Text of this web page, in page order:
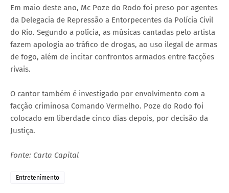
Em maio deste ano, Mc Poze do Rodo foi preso por agentes
da Delegacia de Repressão a Entorpecentes da Polícia Civil
do Rio. Segundo a polícia, as músicas cantadas pelo artista
fazem apologia ao tráfico de drogas, ao uso ilegal de armas
de fogo, além de incitar confrontos armados entre facções
rivais.
O cantor também é investigado por envolvimento com a
facção criminosa Comando Vermelho. Poze do Rodo foi
colocado em liberdade cinco dias depois, por decisão da
Justiça.
Fonte: Carta Capital
Entretenimento